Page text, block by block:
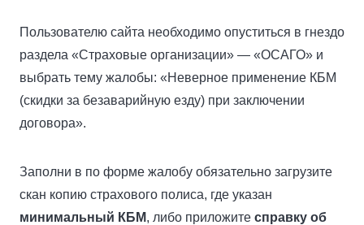
Пользователю сайта необходимо опуститься в гнездо
раздела «Страховые организации» — «ОСАГО» и
выбрать тему жалобы: «Неверное применение КБМ
(скидки за безаварийную езду) при заключении
договора».
Заполни в по форме жалобу обязательно загрузите
скан копию страхового полиса, где указан
минимальный КБМ, либо приложите справку об